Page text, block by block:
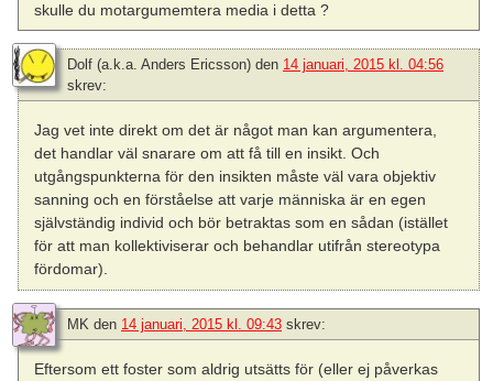
skulle du motargumemtera media i detta ?
Dolf (a.k.a. Anders Ericsson) den 14 januari, 2015 kl. 04:56
skrev:
Jag vet inte direkt om det är något man kan argumentera,
det handlar väl snarare om att få till en insikt. Och
utgångspunkterna för den insikten måste väl vara objektiv
sanning och en förståelse att varje människa är en egen
självständig individ och bör betraktas som en sådan (istället
för att man kollektiviserar och behandlar utifrån stereotypa
fördomar).
MK den 14 januari, 2015 kl. 09:43 skrev:
Eftersom ett foster som aldrig utsätts för (eller ej påverkas